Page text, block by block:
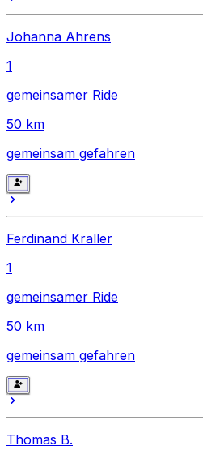
Johanna Ahrens
1
gemeinsamer Ride
50 km
gemeinsam gefahren
Ferdinand Kraller
1
gemeinsamer Ride
50 km
gemeinsam gefahren
Thomas B.